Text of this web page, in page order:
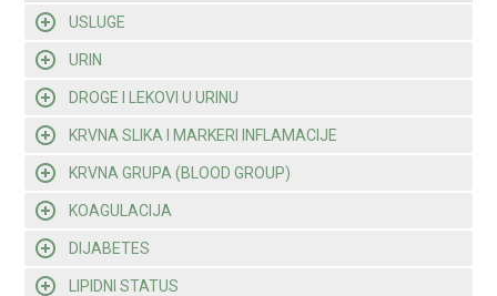
USLUGE
URIN
DROGE I LEKOVI U URINU
KRVNA SLIKA I MARKERI INFLAMACIJE
KRVNA GRUPA (BLOOD GROUP)
KOAGULACIJA
DIJABETES
LIPIDNI STATUS